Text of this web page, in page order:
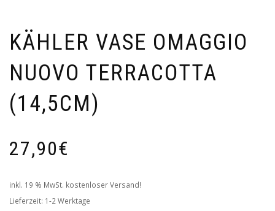
KÄHLER VASE OMAGGIO
NUOVO TERRACOTTA
(14,5CM)
27,90€
inkl. 19 % MwSt. kostenloser Versand!
Lieferzeit: 1-2 Werktage